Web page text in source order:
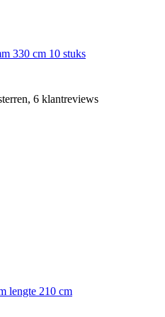
330 cm 10 stuks
6 klantreviews
lengte 210 cm